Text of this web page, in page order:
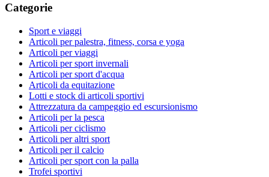
Categorie
Sport e viaggi
Articoli per palestra, fitness, corsa e yoga
Articoli per viaggi
Articoli per sport invernali
Articoli per sport d'acqua
Articoli da equitazione
Lotti e stock di articoli sportivi
Attrezzatura da campeggio ed escursionismo
Articoli per la pesca
Articoli per ciclismo
Articoli per altri sport
Articoli per il calcio
Articoli per sport con la palla
Trofei sportivi